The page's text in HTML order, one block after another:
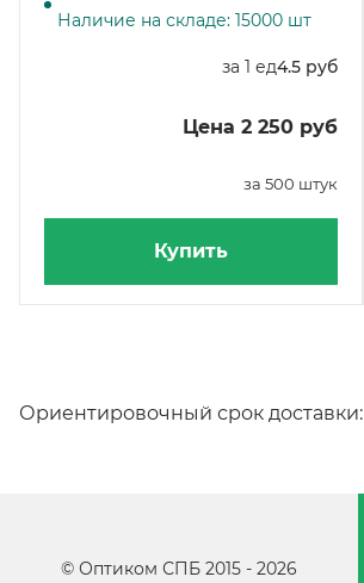
Наличие на складе: 15000 шт
за 1 ед4.5 руб
Цена 2 250 руб
за 500 штук
Купить
Ориентировочный срок доставки:
© Оптиком СПБ 2015 - 2026